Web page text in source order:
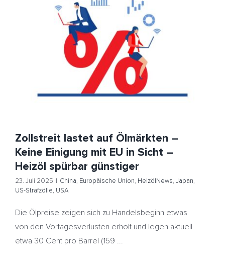
Zollstreit lastet auf Ölmärkten – Keine Einigung mit EU
in Sicht – Heizöl spürbar günstiger
Europäische Union HeizölNews
Strafzölle
USA
Zollstreit lastet auf Ölmärkten –
Keine Einigung mit EU in Sicht –
Heizöl spürbar günstiger
23. Juli 2025 | China, Europäische Union, HeizölNews, Japan,
US-Strafzölle, USA
Die Ölpreise zeigen sich zu Handelsbeginn etwas
von den Vortagesverlusten erholt und legen aktuell
etwa 30 Cent pro Barrel (159 ...